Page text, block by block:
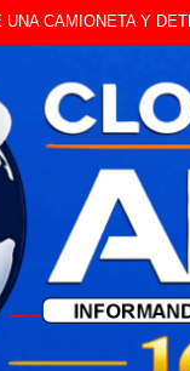
ESTE JUEVES